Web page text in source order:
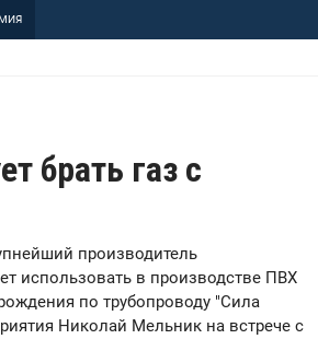
брать газ с
производитель
использовать в производстве ПВХ
по трубопроводу "Сила
Николай Мельник на встрече с